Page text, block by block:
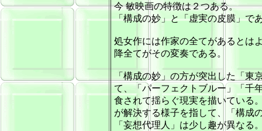
今 敏映画の特徴は２つある。
「構成の妙」と「虚実の皮膜」で
処女作には作家の全てがあるとは
降全てがその変奏である。
「構成の妙」の方が突出した「
て、「パーフェクトブルー」「千
食されて揺らぐ現実を描いている
が解決する様子を指して、「構成
「妄想代理人」は少し趣が異な